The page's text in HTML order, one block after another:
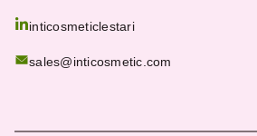
inticosmeticlestari
sales@inticosmetic.com